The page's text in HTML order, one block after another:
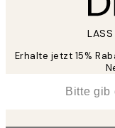
LASS
Erhalte jetzt 15%